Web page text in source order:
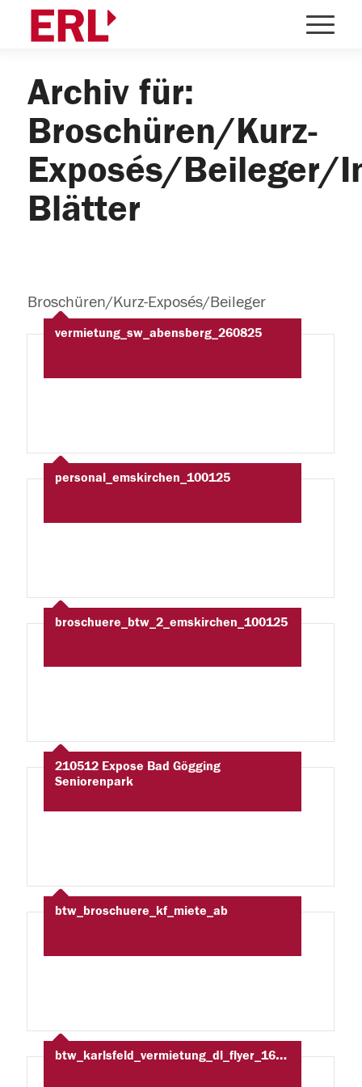
Archiv für:
Broschüren/Kurz-
Exposés/Beileger/
Blätter
Broschüren/Kurz-Exposés/Beileger
vermietung_sw_abensberg_260825
personal_emskirchen_100125
broschuere_btw_2_emskirchen_100125
210512 Expose Bad Gögging
Seniorenpark
btw_broschuere_kf_miete_ab
btw_karlsfeld_vermietung_dl_flyer_160616